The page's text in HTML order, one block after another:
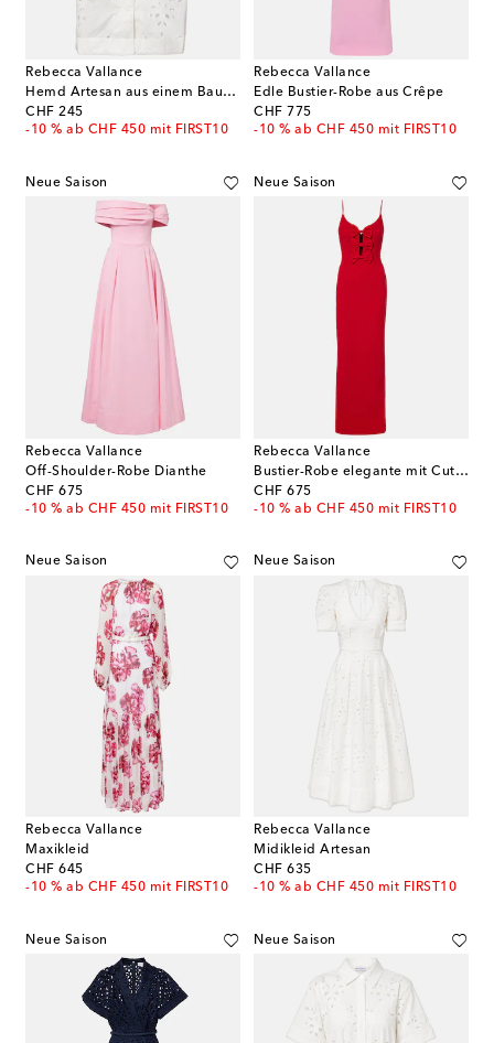
Rebecca Vallance
Hemd Artesan aus einem Baumwollgemisch
CHF 245
original price
-10 % ab CHF 450 mit FIRST10
Rebecca Vallance
Edle Bustier-Robe aus Crêpe
CHF 775
original price
-10 % ab CHF 450 mit FIRST10
Neue Saison
Rebecca Vallance
Off-Shoulder-Robe Dianthe
CHF 675
original price
-10 % ab CHF 450 mit FIRST10
Neue Saison
Rebecca Vallance
Bustier-Robe elegante mit Cut-outs
CHF 675
original price
-10 % ab CHF 450 mit FIRST10
Neue Saison
Rebecca Vallance
Maxikleid
CHF 645
original price
-10 % ab CHF 450 mit FIRST10
Neue Saison
Rebecca Vallance
Midikleid Artesan
CHF 635
original price
-10 % ab CHF 450 mit FIRST10
Neue Saison Neue Saison